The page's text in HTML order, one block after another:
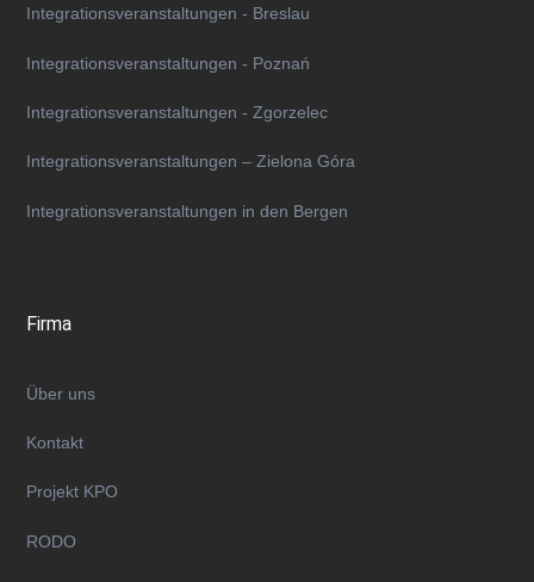
Integrationsveranstaltungen - Breslau
Integrationsveranstaltungen - Poznań
Integrationsveranstaltungen - Zgorzelec
Integrationsveranstaltungen – Zielona Góra
Integrationsveranstaltungen in den Bergen
Firma
Über uns
Kontakt
Projekt KPO
RODO